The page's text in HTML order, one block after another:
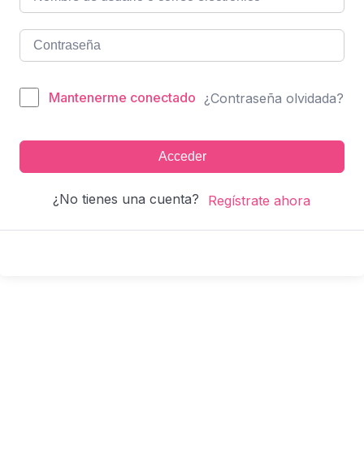
Mantenerme conectado ¿Contraseña olvidada?
Acceder
¿No tienes una cuenta? Regístrate ahora